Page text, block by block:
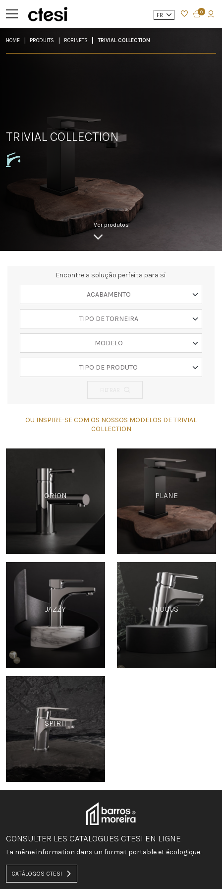
FR 0
HOME PRODUITS ROBINETS TRIVIAL COLLECTION
TRIVIAL COLLECTION
Ver produtos
Encontre a solução perfeita para si
ACABAMENTO
TIPO DE TORNEIRA
MODELO
TIPO DE PRODUTO
OU INSPIRE-SE COM OS NOSSOS MODELOS DE TRIVIAL
COLLECTION
ORION PLANE
JAZZY FOCUS
SPIRIT
CONSULTER LES CATALOGUES CTESI EN LIGNE
La même information dans un format portable et écologique.
CATÁLOGOS CTESI